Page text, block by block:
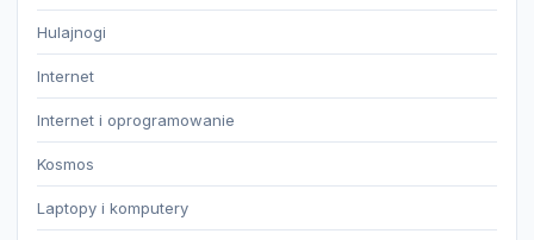
Hulajnogi
Internet
Internet i oprogramowanie
Kosmos
Laptopy i komputery